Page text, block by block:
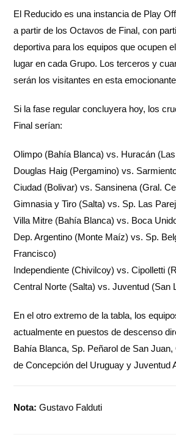
El Reducido es una instancia de Play
a partir de los Octavos de Final, con
deportiva para los equipos que ocupen
lugar en cada Grupo. Los terceros y
serán los visitantes en esta
Si la fase regular concluyera hoy, los
Final serían:
Olimpo (Bahía Blanca) vs. Huracán
Douglas Haig (Pergamino) vs.
Ciudad (Bolivar) vs. Sansinena (Gral.
Gimnasia y Tiro (Salta) vs. Sp. Las
Villa Mitre (Bahía Blanca) vs. Boca
Dep. Argentino (Monte Maíz) vs. Sp.
Francisco)
Independiente (Chivilcoy) vs. Cipolletti
Central Norte (Salta) vs. Juventud (San
En el otro extremo de la tabla, los
actualmente en puestos de descenso
Bahía Blanca, Sp. Peñarol de San
de Concepción del Uruguay y Juventud
Nota: Gustavo Falduti